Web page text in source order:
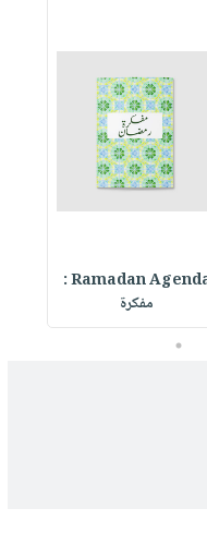
Ramadan Agenda :
مفكرة
5